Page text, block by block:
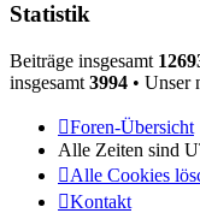
Statistik
Beiträge insgesamt
insgesamt 3994 • Unser
Foren-Übersicht
Alle Zeiten sind
Alle Cookies
Kontakt